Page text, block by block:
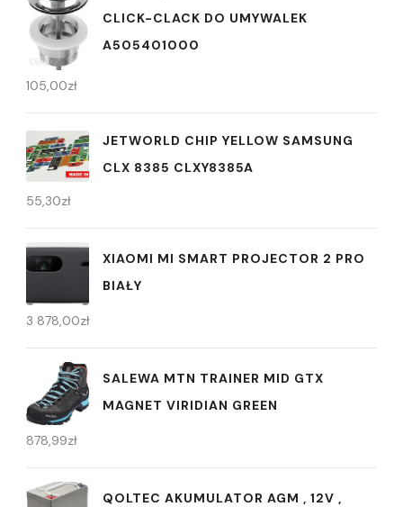
CLICK-CLACK DO UMYWALEK
A505401000
105,00zł
JETWORLD CHIP YELLOW SAMSUNG
CLX 8385 CLXY8385A
55,30zł
XIAOMI MI SMART PROJECTOR 2 PRO
BIAŁY
3 878,00zł
SALEWA MTN TRAINER MID GTX
MAGNET VIRIDIAN GREEN
878,99zł
QOLTEC AKUMULATOR AGM , 12V ,